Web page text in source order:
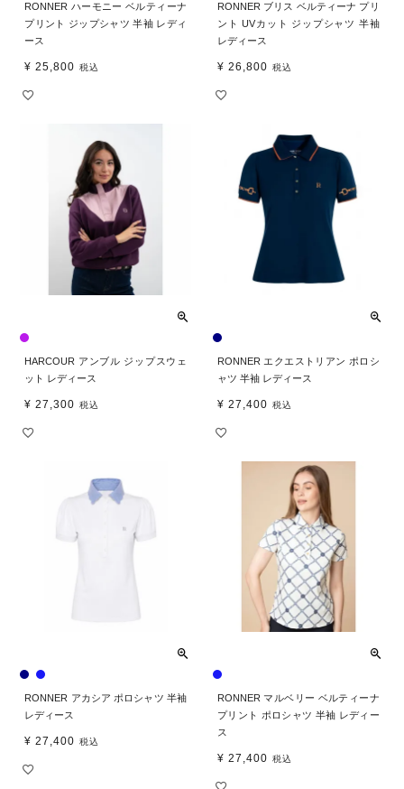
RONNER ハーモニー ベルティーナ
プリント ジップシャツ 半袖 レディ
ース
¥ 25,800 税込
RONNER ブリス ベルティーナ プリ
ント UVカット ジップシャツ 半袖
レディース
¥ 26,800 税込
HARCOUR アンブル ジップスウェ
ット レディース
¥ 27,300 税込
RONNER エクエストリアン ポロシ
ャツ 半袖 レディース
¥ 27,400 税込
RONNER アカシア ポロシャツ 半袖
レディース
¥ 27,400 税込
RONNER マルベリー ベルティーナ
プリント ポロシャツ 半袖 レディー
ス
¥ 27,400 税込